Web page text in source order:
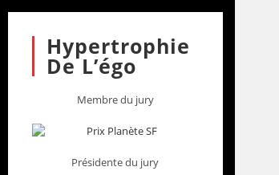
Hypertrophie
De L’égo
Membre du jury
Présidente du jury